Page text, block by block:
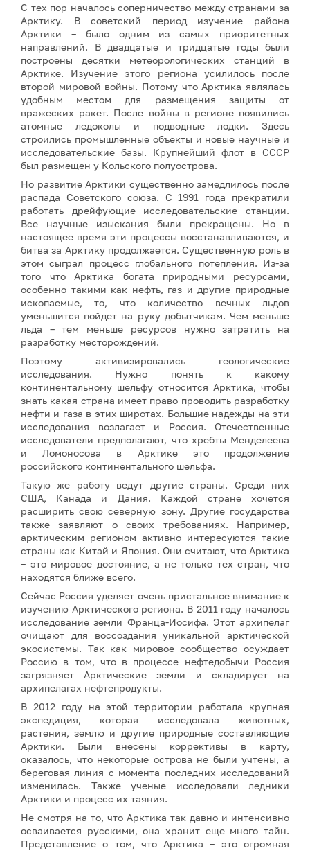
С тех пор началось соперничество между странами за
Арктику. В советский период изучение района
Арктики – было одним из самых приоритетных
направлений. В двадцатые и тридцатые годы были
построены десятки метеорологических станций в
Арктике. Изучение этого региона усилилось после
второй мировой войны. Потому что Арктика являлась
удобным местом для размещения защиты от
вражеских ракет. После войны в регионе появились
атомные ледоколы и подводные лодки. Здесь
строились промышленные объекты и новые научные и
исследовательские базы. Крупнейший флот в СССР
был размещен у Кольского полуострова.
Но развитие Арктики существенно замедлилось после
распада Советского союза. С 1991 года прекратили
работать дрейфующие исследовательские станции.
Все научные изыскания были прекращены. Но в
настоящее время эти процессы восстанавливаются, и
битва за Арктику продолжается. Существенную роль в
этом сыграл процесс глобального потепления. Из-за
того что Арктика богата природными ресурсами,
особенно такими как нефть, газ и другие природные
ископаемые, то, что количество вечных льдов
уменьшится пойдет на руку добытчикам. Чем меньше
льда – тем меньше ресурсов нужно затратить на
разработку месторождений.
Поэтому активизировались геологические
исследования. Нужно понять к какому
континентальному шельфу относится Арктика, чтобы
знать какая страна имеет право проводить разработку
нефти и газа в этих широтах. Большие надежды на эти
исследования возлагает и Россия. Отечественные
исследователи предполагают, что хребты Менделеева
и Ломоносова в Арктике это продолжение
российского континентального шельфа.
Такую же работу ведут другие страны. Среди них
США, Канада и Дания. Каждой стране хочется
расширить свою северную зону. Другие государства
также заявляют о своих требованиях. Например,
арктическим регионом активно интересуются такие
страны как Китай и Япония. Они считают, что Арктика
– это мировое достояние, а не только тех стран, что
находятся ближе всего.
Сейчас Россия уделяет очень пристальное внимание к
изучению Арктического региона. В 2011 году началось
исследование земли Франца-Иосифа. Этот архипелаг
очищают для воссоздания уникальной арктической
экосистемы. Так как мировое сообщество осуждает
Россию в том, что в процессе нефтедобычи Россия
загрязняет Арктические земли и складирует на
архипелагах нефтепродукты.
В 2012 году на этой территории работала крупная
экспедиция, которая исследовала животных,
растения, землю и другие природные составляющие
Арктики. Были внесены коррективы в карту,
оказалось, что некоторые острова не были учтены, а
береговая линия с момента последних исследований
изменилась. Также ученые исследовали ледники
Арктики и процесс их таяния.
Не смотря на то, что Арктика так давно и интенсивно
осваивается русскими, она хранит еще много тайн.
Представление о том, что Арктика – это огромная